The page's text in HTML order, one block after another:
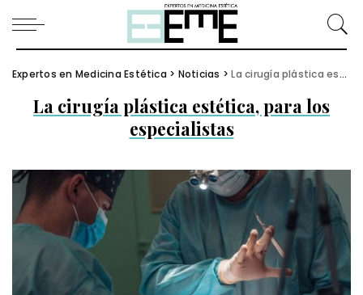
Expertos en Medicina Estética > Noticias >La cirugía plástica estética, para los especialistas
La cirugía plástica estética, para los
especialistas